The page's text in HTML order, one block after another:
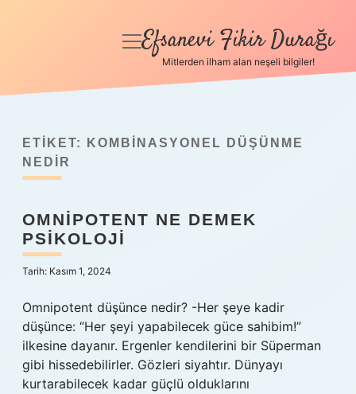
Anasayfa
Yasal Uyarı
menüyü
Efsanevi Fikir Durağı
Mitlerden ilham alan neşeli bilgiler!
ETIKET:
KOMBINASYONEL DÜŞÜNME
NEDIR
OMNIPOTENT NE DEMEK
PSIKOLOJI
Tarih: Kasım 1, 2024
Omnipotent düşünce nedir? -Her şeye kadir
düşünce: “Her şeyi yapabilecek güce sahibim!”
ilkesine dayanır. Ergenler kendilerini bir Süperman
gibi hissedebilirler. Gözleri siyahtır. Dünyayı
kurtarabilecek kadar güçlü olduklarını